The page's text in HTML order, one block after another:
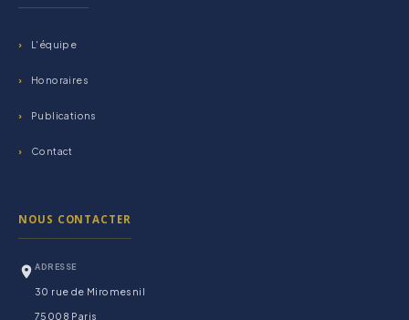
L'équipe
Honoraires
Publications
Contact
NOUS CONTACTER
ADRESSE
30 rue de Miromesnil
75008 Paris